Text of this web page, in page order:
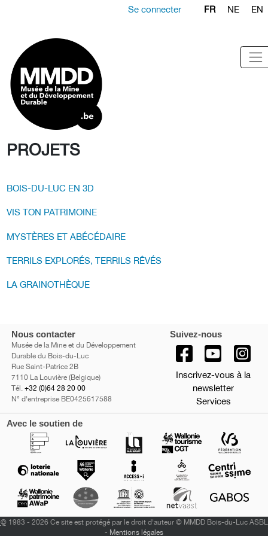
Se connecter FR NE EN
PROJETS
BOIS-DU-LUC EN 3D
VIS TON PATRIMOINE
MYSTÈRES ET ABÉCÉDAIRE
TERRILS EXPLORÉS, TERRILS RÊVÉS
LA GRAINOTHÈQUE
Nous contacter
Musée de la Mine et du Développement
Durable du Bois-du-Luc
Rue Saint-Patrice 2B
7110 La Louvière (Belgique)
Tél. +32 (0)64 28 20 00
N° d'entreprise BE0425617588
Suivez-nous
Inscrivez-vous à la
newsletter
Services
Avec le soutien de
©1983 - 2026 Ce site est protégé par le droit d'auteur © MMDD Bois-du-Luc ASBL
- Mentions légales